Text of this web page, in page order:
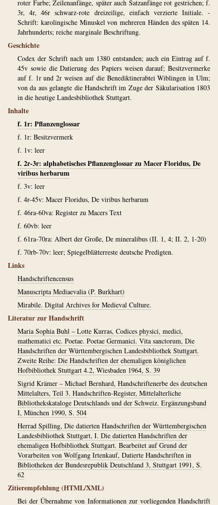
roter Farbe; Zeilenanfänge, später auch Satzanfänge rot gestrichen; f.
3r, 4r, 46r schwarz-rote dreizeilige, einfach verzierte Initiale. -
Schrift: karolingische Minuskel von mehreren Händen des späten 14.
Jahrhunderts; reiche marginale Beschriftung.
Geschichte
Codex der Schrift nach um 1380 entstanden; auch ein Eintrag auf f.
45v sowie die Datierung des Papiers weisen darauf; Besitzvermerke
auf f. 1r und 2r weisen auf die Benediktinerabtei Wiblingen in Ulm;
von da aus gelangte die Handschrift im Zuge der Säkularisation 1803
in die heutige Landesbibliothek Stuttgart.
Inhalte
f. 1r: Pflanzenglossar
f. 1r: Besitzvermerk
f. 1v: leer
f. 2r-3r: alphabetisches Pflanzenglossar zu Macer Floridus, De
viribus herbarum
f. 3v: leer
f. 4r-45v: Macer Floridus, De viribus herbarum
f. 46ra-60va: Register zu Macers Text
f. 60vb: leer
f. 61ra-70ra: Albert der Große, De mineralibus (II. 1, 4; II. 2, 1-20)
f. 70rb-70v: leer; Spiegelblätterreste deutsche Predigten.
Links
Handschriftencensus
Manuscripta Mediaevalia (P. Burkhart)
Mirabile. Digital Archives for Medieval Culture.
Literatur zur Handschrift
Maria Sophia Buhl – Lotte Kurras, Codices physici, medici,
mathematici etc. Poetae. Poetae Germanici. Vita sanctorum, Die
Handschriften der Württembergischen Landesbibliothek Stuttgart.
Zweite Reihe: Die Handschriften der ehemaligen königlichen
Hofbibliothek Stuttgart 4.2, Wiesbaden 1964, S. 39
Sigrid Krämer – Michael Bernhard, Handschriftenerbe des deutschen
Mittelalters, Teil 3. Handschriften-Register, Mittelalterliche
Bibliothekskataloge Deutschlands und der Schweiz. Ergänzungsband
I, München 1990, S. 504
Herrad Spilling, Die datierten Handschriften der Württembergischen
Landesbibliothek Stuttgart, I. Die datierten Handschriften der
ehemaligen Hofbibliothek Stuttgart. Bearbeitet auf Grund der
Vorarbeiten von Wolfgang Irtenkauf, Datierte Handschriften in
Bibliotheken der Bundesrepublik Deutschland 3, Stuttgart 1991, S.
62
Zitierempfehlung (HTML/XML)
Bei der Übernahme von Informationen zur vorliegenden Handschrift